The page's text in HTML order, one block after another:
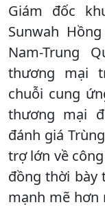
Giám đốc
Sunwah
Nam-Trung
thương mại
chuỗi cung
thương mại
đánh giá
trợ lớn về
đồng thời bày
mạnh mẽ hơn